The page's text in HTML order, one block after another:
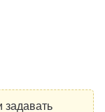
задавать